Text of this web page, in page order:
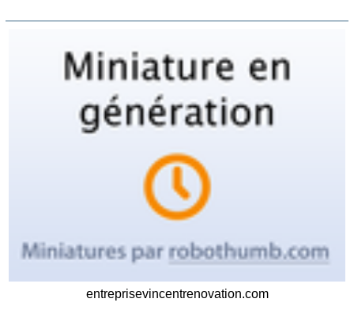
entreprisevincentrenovation.com